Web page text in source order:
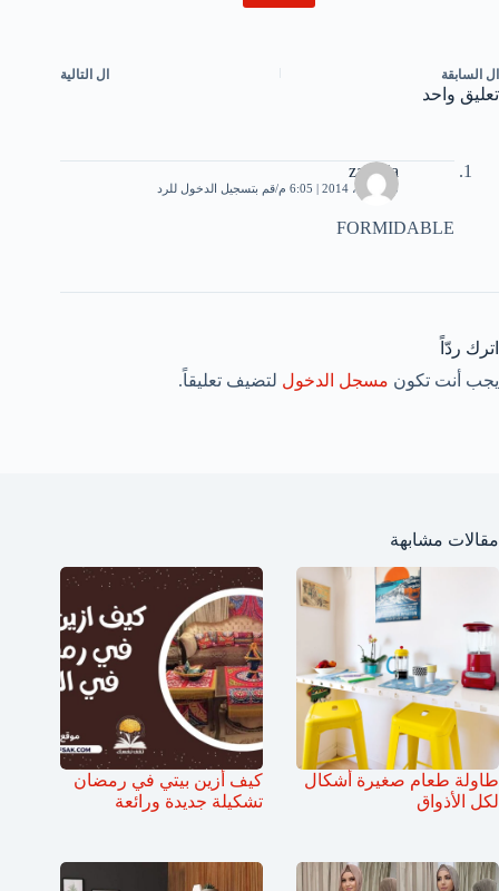
ال السابقة ال التالية
تعليق واحد
zakaria
25 أبريل، 2014 | 6:05 م قم بتسجيل الدخول للرد
FORMIDABLE
اترك ردّاً
يجب أنت تكون مسجل الدخول لتضيف تعليقاً.
مقالات مشابهة
طاولة طعام صغيرة أشكال
لكل الأذواق
كيف أزين بيتي في رمضان
تشكيلة جديدة ورائعة